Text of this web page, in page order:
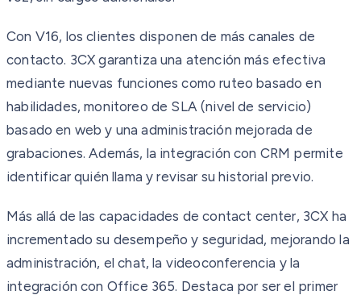
Con V16, los clientes disponen de más canales de
contacto. 3CX garantiza una atención más efectiva
mediante nuevas funciones como ruteo basado en
habilidades, monitoreo de SLA (nivel de servicio)
basado en web y una administración mejorada de
grabaciones. Además, la integración con CRM permite
identificar quién llama y revisar su historial previo.
Más allá de las capacidades de contact center, 3CX ha
incrementado su desempeño y seguridad, mejorando la
administración, el chat, la videoconferencia y la
integración con Office 365. Destaca por ser el primer